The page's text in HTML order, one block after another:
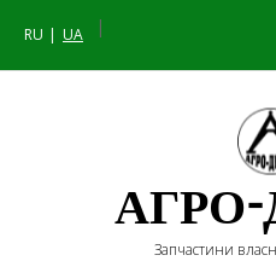
RU UA |
Запчастини